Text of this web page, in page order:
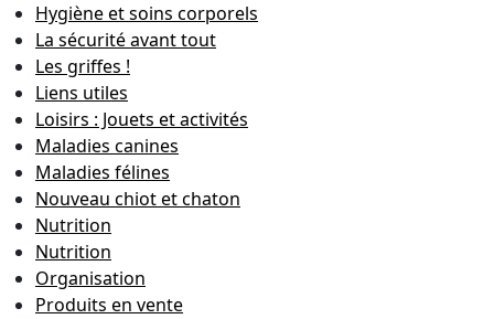
Hygiène et soins corporels
La sécurité avant tout
Les griffes !
Liens utiles
Loisirs : Jouets et activités
Maladies canines
Maladies félines
Nouveau chiot et chaton
Nutrition
Nutrition
Organisation
Produits en vente